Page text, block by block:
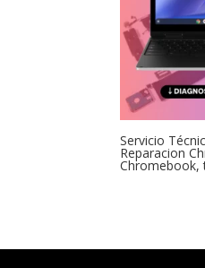
Servicio
Reparacion
Chromebook,